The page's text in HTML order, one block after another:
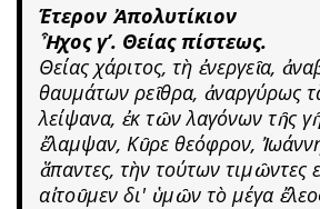
Έτερον Ἀπολυτίκιον
Ἦχος γ’. Θείας πίστεως.
Θείας χάριτος, τὴ ἐνεργεῖα,
θαυμάτων ρεῖθρα, ἀναργύρως
λείψανα, ἐκ τῶν λαγόνων τῆς
ἔλαμψαν, Κῦρε θεόφρον,
ἅπαντες, τὴν τούτων τιμῶντες
αἰτοῦμεν δι' ὑμῶν τὸ μέγα